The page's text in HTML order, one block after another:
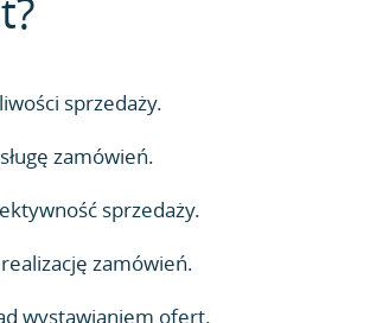
sprzedaży.
zamówień.
sprzedaży.
zamówień.
wystawianiem ofert.